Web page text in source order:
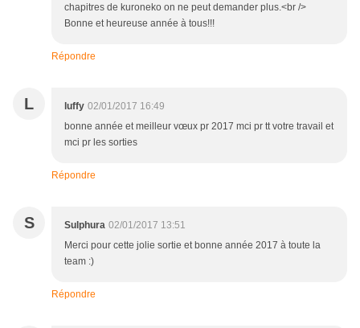
chapitres de kuroneko on ne peut demander plus.<br />
Bonne et heureuse année à tous!!!
Répondre
L luffy 02/01/2017 16:49
bonne année et meilleur vœux pr 2017 mci pr tt votre travail et
mci pr les sorties
Répondre
S Sulphura 02/01/2017 13:51
Merci pour cette jolie sortie et bonne année 2017 à toute la
team :)
Répondre